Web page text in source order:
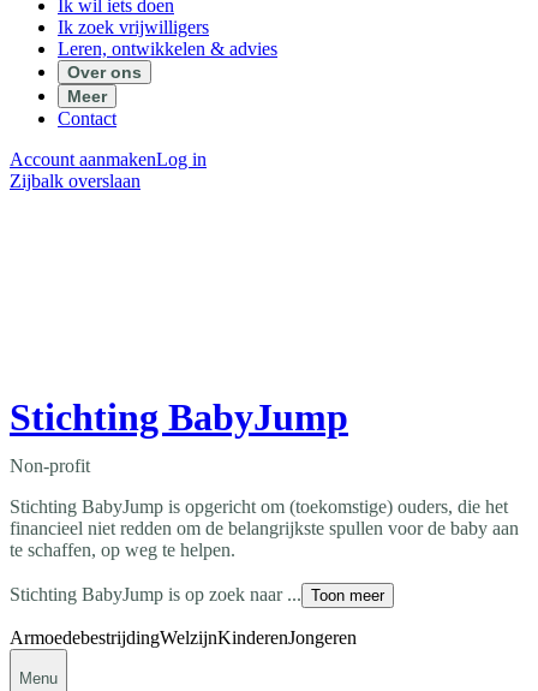
Ik wil iets doen
Ik zoek vrijwilligers
Leren, ontwikkelen & advies
Over ons
Meer
Contact
Account aanmakenLog in
Zijbalk overslaan
Stichting BabyJump
Non-profit
Stichting BabyJump is opgericht om (toekomstige) ouders, die het
financieel niet redden om de belangrijkste spullen voor de baby aan
te schaffen, op weg te helpen.
Stichting BabyJump is op zoek naar ... Toon meer
ArmoedebestrijdingWelzijnKinderenJongeren
Menu